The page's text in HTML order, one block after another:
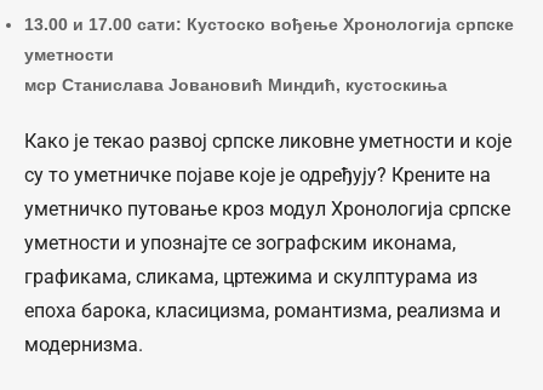
13.00 и 17.00 сати: Кустоско вођење Хронологија српске
уметности
мср Станислава Јовановић Миндић, кустоскиња
Како је текао развој српске ликовне уметности и које
су то уметничке појаве које је одређују? Крените на
уметничко путовање кроз модул Хронологија српске
уметности и упознајте се зографским иконама,
графикама, сликама, цртежима и скулптурама из
епоха барока, класицизма, романтизма, реализма и
модернизма.